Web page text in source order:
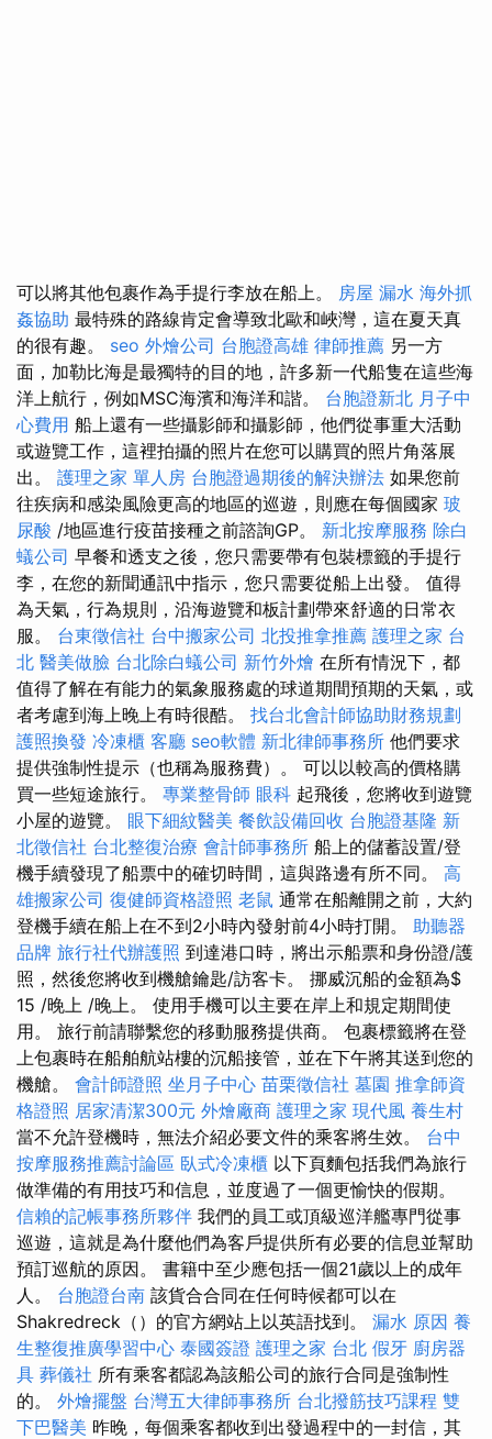
可以將其他包裹作為手提行李放在船上。 房屋 漏水 海外抓
姦協助 最特殊的路線肯定會導致北歐和峽灣，這在夏天真
的很有趣。 seo 外燴公司 台胞證高雄 律師推薦 另一方
面，加勒比海是最獨特的目的地，許多新一代船隻在這些海
洋上航行，例如MSC海濱和海洋和諧。 台胞證新北 月子中
心費用 船上還有一些攝影師和攝影師，他們從事重大活動
或遊覽工作，這裡拍攝的照片在您可以購買的照片角落展
出。 護理之家 單人房 台胞證過期後的解決辦法 如果您前
往疾病和感染風險更高的地區的巡遊，則應在每個國家 玻
尿酸 /地區進行疫苗接種之前諮詢GP。 新北按摩服務 除白
蟻公司 早餐和透支之後，您只需要帶有包裝標籤的手提行
李，在您的新聞通訊中指示，您只需要從船上出發。 值得
為天氣，行為規則，沿海遊覽和板計劃帶來舒適的日常衣
服。 台東徵信社 台中搬家公司 北投推拿推薦 護理之家 台
北 醫美做臉 台北除白蟻公司 新竹外燴 在所有情況下，都
值得了解在有能力的氣象服務處的球道期間預期的天氣，或
者考慮到海上晚上有時很酷。 找台北會計師協助財務規劃
護照換發 冷凍櫃 客廳 seo軟體 新北律師事務所 他們要求
提供強制性提示（也稱為服務費）。 可以以較高的價格購
買一些短途旅行。 專業整骨師 眼科 起飛後，您將收到遊覽
小屋的遊覽。 眼下細紋醫美 餐飲設備回收 台胞證基隆 新
北徵信社 台北整復治療 會計師事務所 船上的儲蓄設置/登
機手續發現了船票中的確切時間，這與路邊有所不同。 高
雄搬家公司 復健師資格證照 老鼠 通常在船離開之前，大約
登機手續在船上在不到2小時內發射前4小時打開。 助聽器
品牌 旅行社代辦護照 到達港口時，將出示船票和身份證/護
照，然後您將收到機艙鑰匙/訪客卡。 挪威沉船的金額為$
15 /晚上 /晚上。 使用手機可以主要在岸上和規定期間使
用。 旅行前請聯繫您的移動服務提供商。 包裹標籤將在登
上包裹時在船舶航站樓的沉船接管，並在下午將其送到您的
機艙。 會計師證照 坐月子中心 苗栗徵信社 墓園 推拿師資
格證照 居家清潔300元 外燴廠商 護理之家 現代風 養生村
當不允許登機時，無法介紹必要文件的乘客將生效。 台中
按摩服務推薦討論區 臥式冷凍櫃 以下頁麵包括我們為旅行
做準備的有用技巧和信息，並度過了一個更愉快的假期。
信賴的記帳事務所夥伴 我們的員工或頂級巡洋艦專門從事
巡遊，這就是為什麼他們為客戶提供所有必要的信息並幫助
預訂巡航的原因。 書籍中至少應包括一個21歲以上的成年
人。 台胞證台南 該貨合合同在任何時候都可以在
Shakredreck（）的官方網站上以英語找到。 漏水 原因 養
生整復推廣學習中心 泰國簽證 護理之家 台北 假牙 廚房器
具 葬儀社 所有乘客都認為該船公司的旅行合同是強制性
的。 外燴擺盤 台灣五大律師事務所 台北撥筋技巧課程 雙
下巴醫美 昨晚，每個乘客都收到出發過程中的一封信，其